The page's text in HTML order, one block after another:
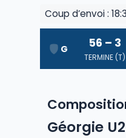
Coup d’envoi :
56 – 3
TERMINE (T)
Géorgie